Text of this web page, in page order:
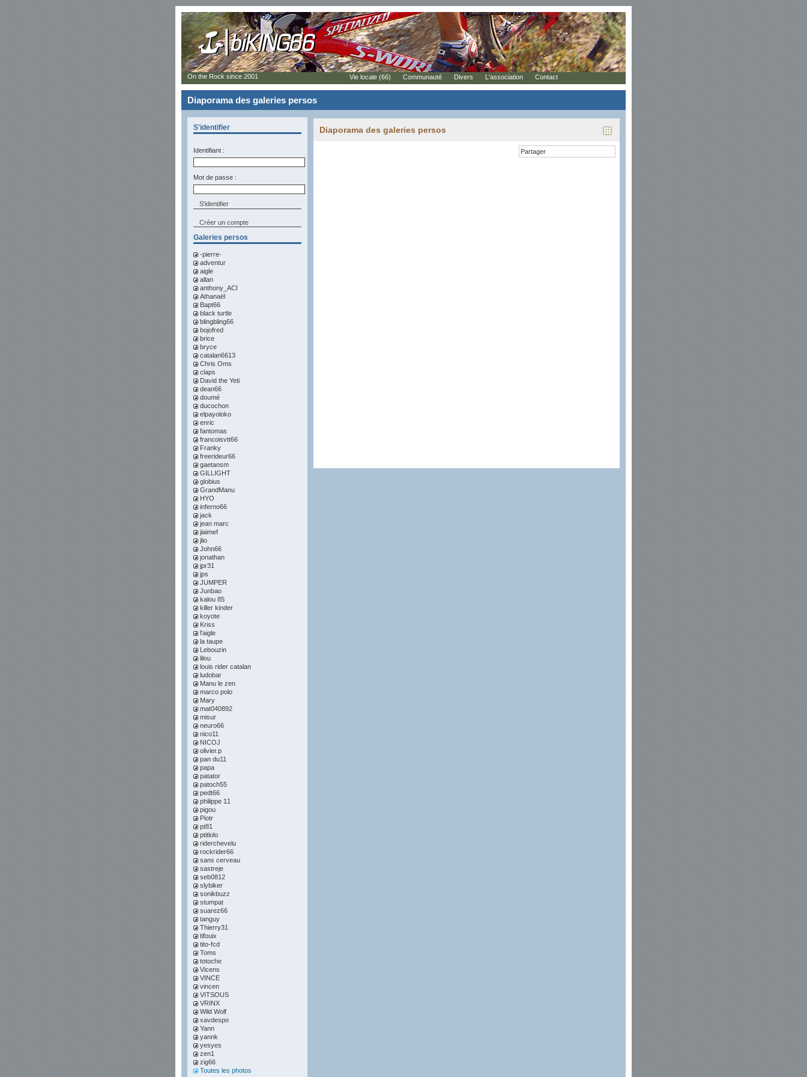
Diaporama des galeries persos
S'identifier
Identifiant :
Mot de passe :
Créer un compte
Galeries persos
-pierre-
adventur
aigle
allan
anthony_ACI
Athanaël
Bapt66
black turtle
blingbling66
bojofred
brice
bryce
catalan6613
Chris Oms
claps
David the Yeti
dean66
doumé
ducochon
elpayoloko
enric
fantomas
francoisvtt66
Franky
freerideur66
gaetansm
GILLIGHT
globius
GrandManu
HYO
inferno66
jack
jean marc
jiaimef
jlio
John66
jonathan
jpr31
jps
JUMPER
Junbao
kalou 85
killer kinder
koyote
Kriss
l'aigle
la taupe
Lebouzin
lilou
louis rider catalan
ludobar
Manu le zen
marco polo
Mary
mat040892
misur
neuro66
nico11
NICOJ
olivier.p
pan du11
papa
patator
patoch55
pedt66
philippe 11
pigou
Piotr
pt81
ptitlolo
riderchevelu
rockrider66
sans cerveau
sastreje
seb0812
slybiker
sonikbuzz
stumpat
suarez66
tanguy
Thierry31
tifouix
tito-fcd
Toms
totoche
Vicens
VINCE
vincen
VITSOUS
VRINX
Wild Wolf
xavdespo
Yann
yannk
yesyes
zen1
zig66
Toutes les photos
Diaporama des galeries persos
Partager
On the Rock since 2001 Vie locale (66) Communauté Divers L'association Contact